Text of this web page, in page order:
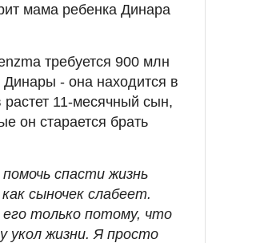
мама ребенка Динара
требуется 900 млн
- она находится в
растет 11-месячный сын,
он старается брать
спасти жизнь
сыночек слабеет.
только потому, что
укол жизни. Я просто